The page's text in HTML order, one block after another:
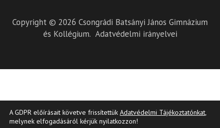
Copyright © 2026 Csongrádi Batsányi János Gimnázium
és Kollégium. Adatvédelmi irányelvei
A GDPR előírásait követve frissítettük Adatvédelmi Tájékoztatónkat,
melynek elfogadásáról kérjük nyilatkozzon!